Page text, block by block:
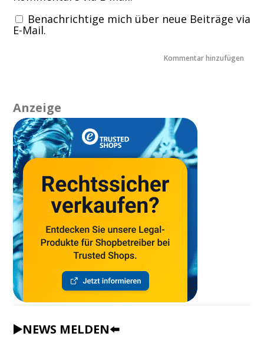
Benachrichtige mich über neue Beiträge via
E-Mail.
Anzeige
▶️NEWS MELDEN⬅️